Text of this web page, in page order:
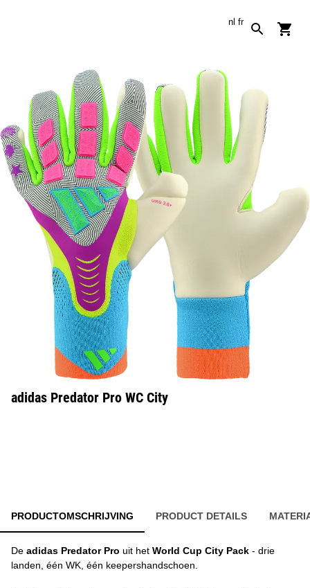
nl fr
adidas Predator Pro WC City
PRODUCTOMSCHRIJVING PRODUCT DETAILS
De adidas Predator Pro uit het World Cup City Pack - drie
landen, één WK, één keepershandschoen.